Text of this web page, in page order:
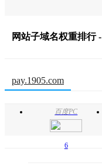
网站子域名权重排行 -
pay.1905.com
百度PC
6